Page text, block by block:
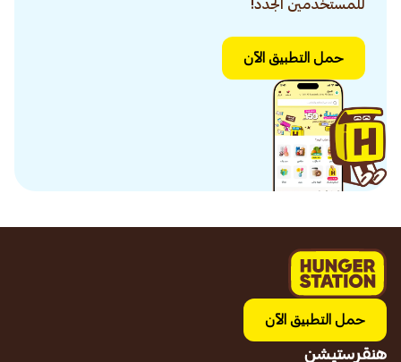
للمستخدمين الجدد!
حمل التطبيق الآن
حمل التطبيق الآن
هنقرستيشن